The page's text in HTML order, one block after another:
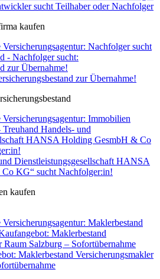
sucht Teilhaber oder Nachfolger
kaufen
zur Übernahme!
Dienstleistungsgesellschaft HANSA
KG“ sucht Nachfolger:in!
kaufen
Maklerbestand Versicherungsmakler